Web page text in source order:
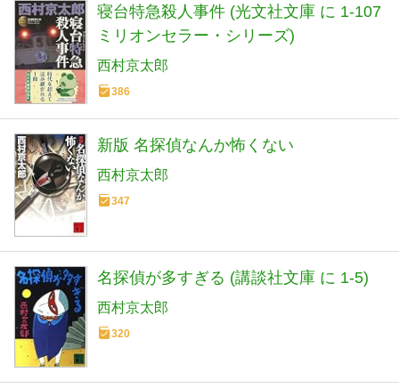
寝台特急殺人事件 (光文社文庫 に 1-107
ミリオンセラー・シリーズ)
西村京太郎
386
新版 名探偵なんか怖くない
西村京太郎
347
名探偵が多すぎる (講談社文庫 に 1-5)
西村京太郎
320